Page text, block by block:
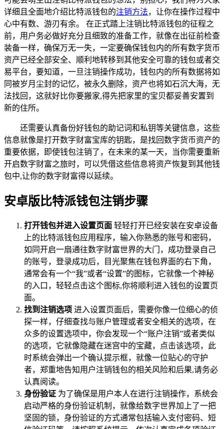
详细且全面地介绍比特派钱包的注销方法，让你在操作过程中
心中有数、游刃有余。 在正式踏上注销比特派钱包的征程之
前，用户务必做好充分且细致的准备工作，就像在出征前检查
装备一样，确保万无一失，一定要确保钱包内的所有数字货币
资产已经全部安全、顺利地转移到其他安全可靠的钱包或者交
易平台，要知道，一旦注销操作成功，钱包内的所有数据将如
同被岁月尘封的记忆，被永久删除，资产也将如石沉大海，无
法找回，这就好比你要搬家,得先把家里的宝贝都妥善安置到
新的住所。
还需要认真备份好钱包的助记词和私钥等关键信息，这些
信息就像是打开数字财富宝库的钥匙，是找回数字货币资产的
重要依据，即使钱包注销了，在未来的某一天，当你需要重新
开启数字财富之旅时，可以凭借这些信息将资产恢复到其他钱
包中,让你的数字财富得以延续。
安卓版比特派钱包注销步骤
打开钱包并进入设置页面 轻轻打开已经安装在安卓设备
上的比特派钱包应用程序，输入你熟悉的账号和密码，
如同开启一扇通往数字财富世界的大门，成功登录自己
的账号，登录成功后，目光聚焦在钱包界面的右下角，
通常会有一个“我”或者“设置”的图标，它就像一个神秘
的入口，轻轻点击这个图标,你将顺利进入钱包的设置页
面。
找到注销选项 进入设置页面后，需要你像一位细心的侦
探一样，仔细查找与账户管理或者安全相关的选项，在
众多的设置选项中，你会发现一个“账户注销”或者类似
的选项，它就像隐藏在迷宫中的宝藏，点击该选项，此
时系统会弹出一个确认提示框，就像一位贴心的守护
者，郑重地告知用户注销钱包的相关风险和后果,请务必
认真阅读。
身份验证 为了确保是用户本人在进行注销操作，系统会
启动严格的身份验证机制，就像给数字世界加上了一把
坚固的锁，身份验证的方式通常包括输入支付密码、短